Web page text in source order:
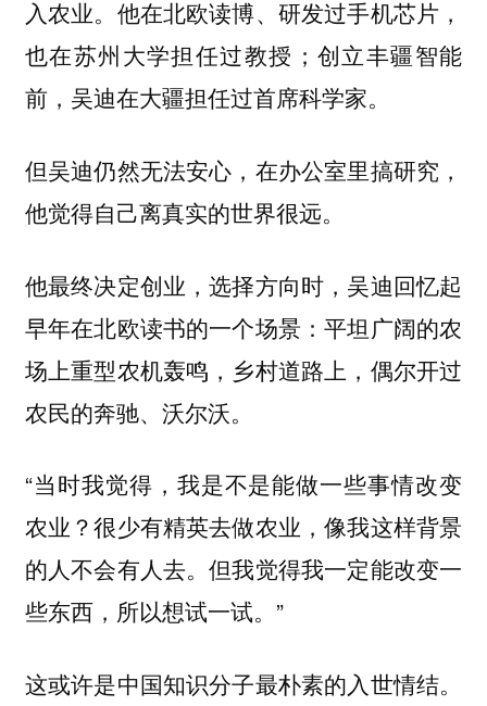
入农业。他在北欧读博、研发过手机芯片，
也在苏州大学担任过教授；创立丰疆智能
前，吴迪在大疆担任过首席科学家。
但吴迪仍然无法安心，在办公室里搞研究，
他觉得自己离真实的世界很远。
他最终决定创业，选择方向时，吴迪回忆起
早年在北欧读书的一个场景：平坦广阔的农
场上重型农机轰鸣，乡村道路上，偶尔开过
农民的奔驰、沃尔沃。
“当时我觉得，我是不是能做一些事情改变
农业？很少有精英去做农业，像我这样背景
的人不会有人去。但我觉得我一定能改变一
些东西，所以想试一试。”
这或许是中国知识分子最朴素的入世情结。